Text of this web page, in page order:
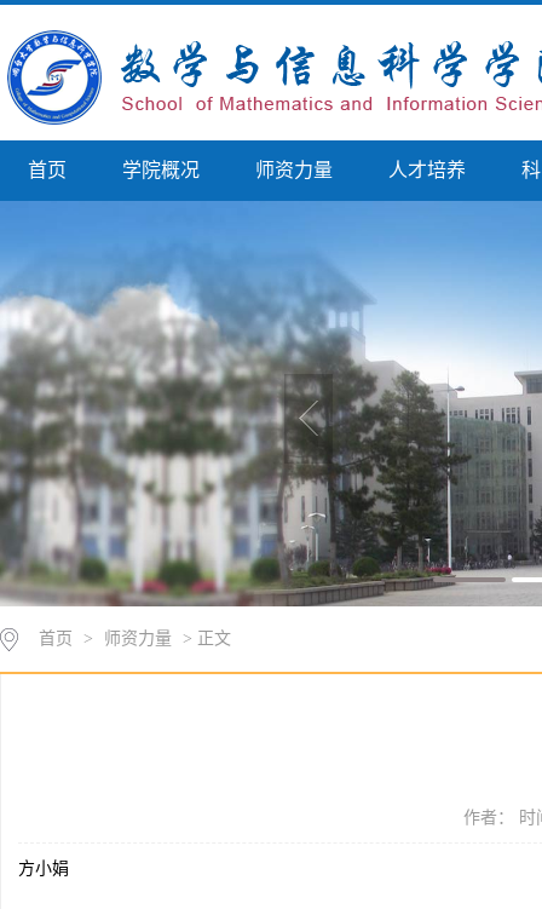
首页 学院概况 师资力量 人才培养
首页 > 师资力量 > 正文
作者： 时
方小娟